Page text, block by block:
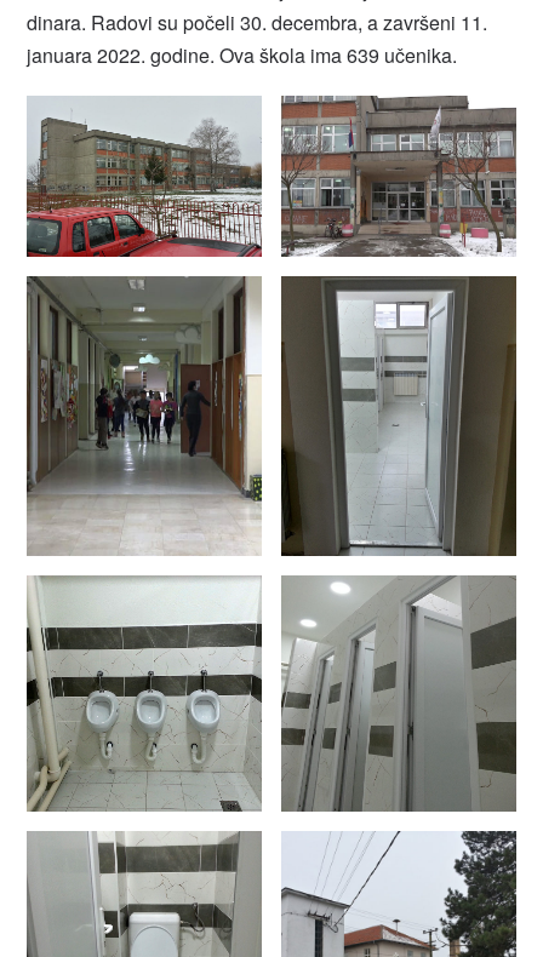
dinara. Radovi su počeli 30. decembra, a završeni 11.
januara 2022. godine. Ova škola ima 639 učenika.